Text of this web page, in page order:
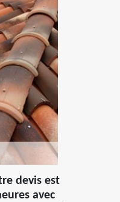
devis est
avec